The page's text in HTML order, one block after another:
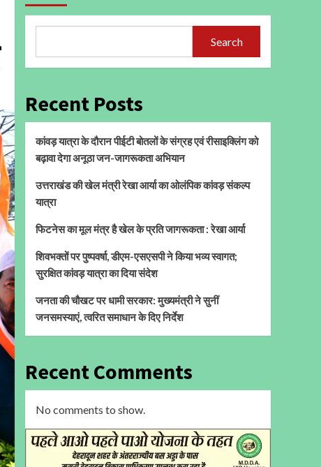
Search
Recent Posts
कांवड़ यात्रा के दौरान पीईटी बोतलों के संग्रह एवं रीसाइक्लिंग को
बढ़ावा देगा अनूठा जन-जागरूकता अभियान
उत्तराखंड की खेल मंत्री रेखा आर्या का ओलंपिक कांवड़ संकल्प
यात्रा
फिटनेस का मूल मंत्र है खेल के प्रति जागरूकता : रेखा आर्या
शिवभक्तों पर पुष्पवर्षा, डीएम-एसएसपी ने किया भव्य स्वागत;
सुरक्षित कांवड़ यात्रा का दिया संदेश
जनता की चौखट पर धामी सरकार: मुख्यमंत्री ने सुनीं
जनसमस्याएं, त्वरित समाधान के दिए निर्देश
Recent Comments
No comments to show.